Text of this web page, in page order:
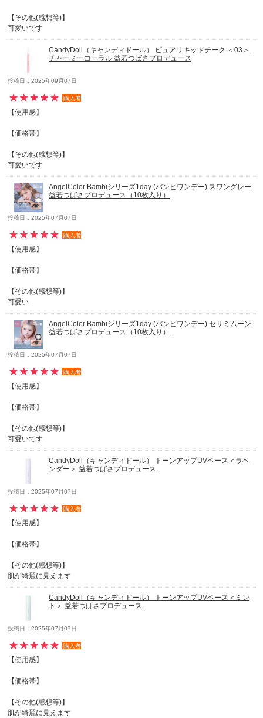
【その他(感想等)】
可愛いです
CandyDoll（キャンディドール） ピュアリキッドチーク ＜03＞
チャーミーコーラル 益若つばさプロデュース
投稿日：2025年09月07日
購入者
【使用感】
【価格帯】
【その他(感想等)】
可愛いです
AngelColor Bambiシリーズ1day (バンビワンデー) スワングレー
益若つばさプロデュース（10枚入り）
投稿日：2025年07月07日
購入者
【使用感】
【価格帯】
【その他(感想等)】
可愛い
AngelColor Bambiシリーズ1day (バンビワンデー) セサミムーン
益若つばさプロデュース（10枚入り）
投稿日：2025年07月07日
購入者
【使用感】
【価格帯】
【その他(感想等)】
可愛いです
CandyDoll（キャンディドール） トーンアップUVベース＜ラベ
ンダー＞ 益若つばさプロデュース
投稿日：2025年07月07日
購入者
【使用感】
【価格帯】
【その他(感想等)】
肌が綺麗に見えます
CandyDoll（キャンディドール） トーンアップUVベース＜ミン
ト＞ 益若つばさプロデュース
投稿日：2025年07月07日
購入者
【使用感】
【価格帯】
【その他(感想等)】
肌が綺麗に見えます